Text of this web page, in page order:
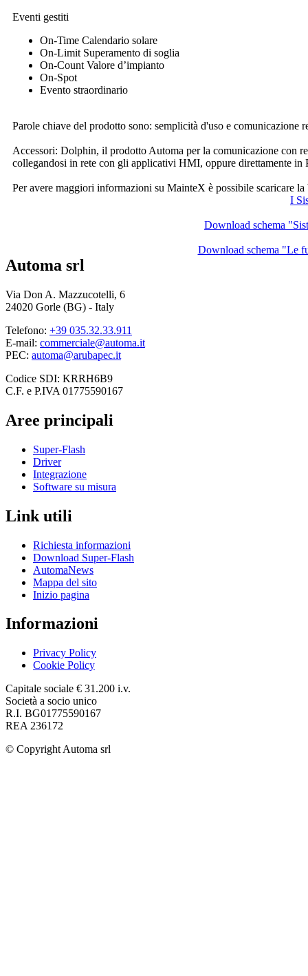
Eventi gestiti
On-Time Calendario solare
On-Limit Superamento di soglia
On-Count Valore d’impianto
On-Spot
Evento straordinario
Parole chiave del prodotto sono: semplicità d'uso e comunicazione
Accessori: Dolphin, il prodotto Automa per la comunicazione con
collegandosi in rete con gli applicativi HMI, oppure direttamente in
Per avere maggiori informazioni su MainteX è possibile scaricare
I
Download schema
Download schema "Le
Automa srl
Via Don A. Mazzucotelli, 6
24020 Gorle (BG) - Italy
Telefono: +39 035.32.33.911
E-mail: commerciale@automa.it
PEC: automa@arubapec.it
Codice SDI: KRRH6B9
C.F. e P.IVA 01775590167
Aree principali
Super-Flash
Driver
Integrazione
Software su misura
Link utili
Richiesta informazioni
Download Super-Flash
AutomaNews
Mappa del sito
Inizio pagina
Informazioni
Privacy Policy
Cookie Policy
Capitale sociale € 31.200 i.v.
Società a socio unico
R.I. BG01775590167
REA 236172
© Copyright Automa srl